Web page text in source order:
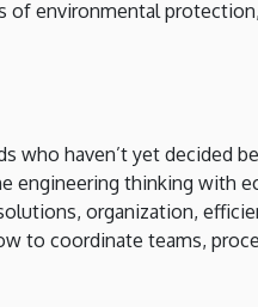
of environmental
who haven’t yet decided
engineering thinking with
organization,
to coordinate teams,